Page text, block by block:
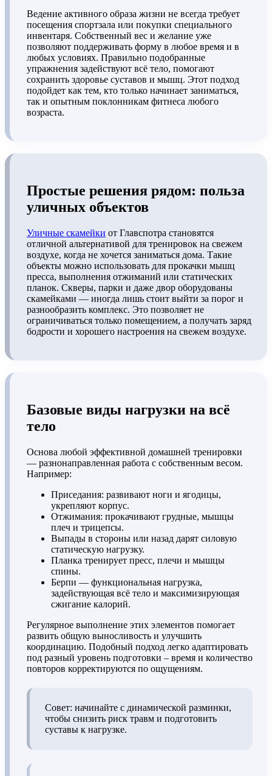
Ведение активного образа жизни не всегда требует
посещения спортзала или покупки специального
инвентаря. Собственный вес и желание уже
позволяют поддерживать форму в любое время и в
любых условиях. Правильно подобранные
упражнения задействуют всё тело, помогают
сохранить здоровье суставов и мышц. Этот подход
подойдет как тем, кто только начинает заниматься,
так и опытным поклонникам фитнеса любого
возраста.
Простые решения рядом: польза
уличных объектов
Уличные скамейки от Главспотра становятся
отличной альтернативой для тренировок на свежем
воздухе, когда не хочется заниматься дома. Такие
объекты можно использовать для прокачки мышц
пресса, выполнения отжиманий или статических
планок. Скверы, парки и даже двор оборудованы
скамейками — иногда лишь стоит выйти за порог и
разнообразить комплекс. Это позволяет не
ограничиваться только помещением, а получать заряд
бодрости и хорошего настроения на свежем воздухе.
Базовые виды нагрузки на всё
тело
Основа любой эффективной домашней тренировки
— разнонаправленная работа с собственным весом.
Например:
Приседания: развивают ноги и ягодицы,
укрепляют корпус.
Отжимания: прокачивают грудные, мышцы
плеч и трицепсы.
Выпады в стороны или назад дарят силовую
статическую нагрузку.
Планка тренирует пресс, плечи и мышцы
спины.
Берпи — функциональная нагрузка,
задействующая всё тело и максимизирующая
сжигание калорий.
Регулярное выполнение этих элементов помогает
развить общую выносливость и улучшить
координацию. Подобный подход легко адаптировать
под разный уровень подготовки – время и количество
повторов корректируются по ощущениям.
Совет: начинайте с динамической разминки,
чтобы снизить риск травм и подготовить
суставы к нагрузке.